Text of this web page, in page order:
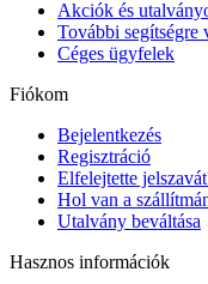
Akciók és
További segítségre
Céges ügyfelek
Fiókom
Bejelentkezés
Regisztráció
Elfelejtette
Hol van a
Utalvány beváltása
Hasznos információk